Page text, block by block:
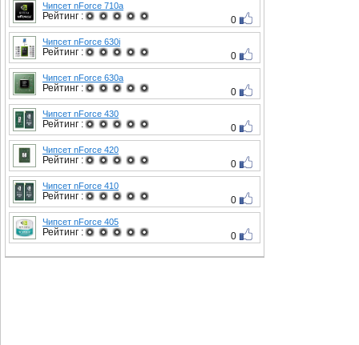
Чипсет nForce 710a
Рейтинг : 0
Чипсет nForce 630i
Рейтинг : 0
Чипсет nForce 630a
Рейтинг : 0
Чипсет nForce 430
Рейтинг : 0
Чипсет nForce 420
Рейтинг : 0
Чипсет nForce 410
Рейтинг : 0
Чипсет nForce 405
Рейтинг : 0